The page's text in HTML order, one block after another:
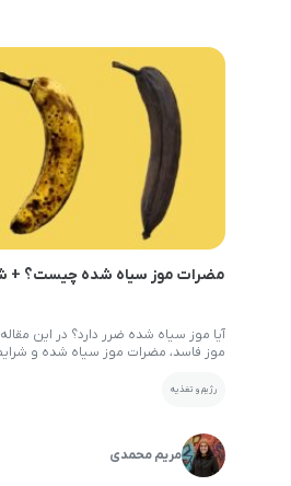
مضرات موز سیاه شده چیست؟ +
آیا موز سیاه شده ضرر دارد؟ در این
موز فاسد، مضرات موز سیاه شده و
تصور بسیاری از افراد، سیاه شدن موز
رژیم و تغذیه
مریم محمدی